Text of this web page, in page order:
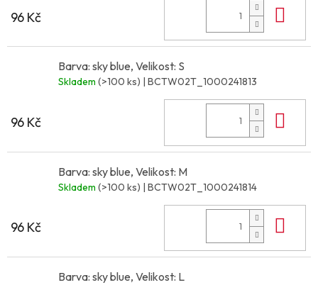
96 Kč
Barva: sky blue, Velikost: S
Skladem (>100 ks) | BCTW02T_1000241813
96 Kč
Barva: sky blue, Velikost: M
Skladem (>100 ks) | BCTW02T_1000241814
96 Kč
Barva: sky blue, Velikost: L